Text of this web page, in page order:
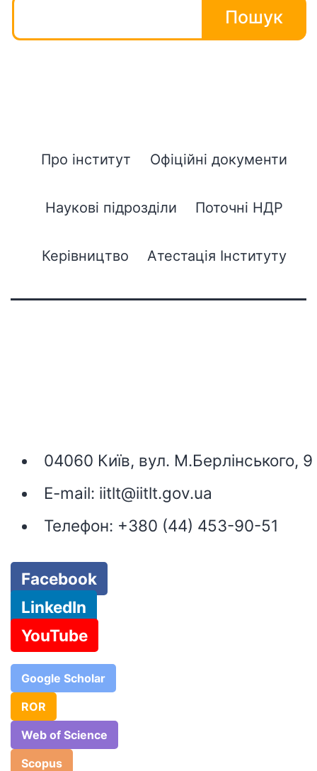
Пошук
Про інститут Офіційні документи
Наукові підрозділи Поточні НДР
Керівництво Атестація Інституту
04060 Київ, вул. М.Берлінського, 9
E-mail: iitlt@iitlt.gov.ua
Телефон: +380 (44) 453-90-51
Facebook
LinkedIn
YouTube
Google Scholar
ROR
Web of Science
Scopus